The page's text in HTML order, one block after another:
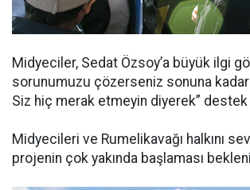
Midyeciler, Sedat Özsoy’a büyük ilgi
sorunumuzu çözerseniz sonuna kadar
Siz hiç merak etmeyin diyerek”
Midyecileri ve Rumelikavağı halkını
projenin çok yakında başlaması